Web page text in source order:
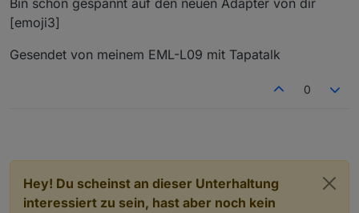
Bin schon gespannt auf den neuen Adapter von dir
[emoji3]
Gesendet von meinem EML-L09 mit Tapatalk
0
Hey! Du scheinst an dieser Unterhaltung
interessiert zu sein, hast aber noch kein